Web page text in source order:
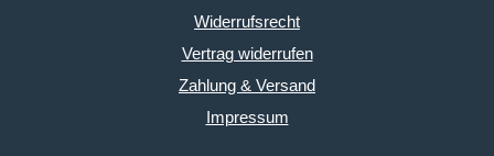
Widerrufsrecht
Vertrag widerrufen
Zahlung & Versand
Impressum